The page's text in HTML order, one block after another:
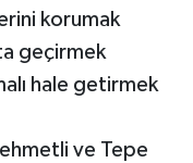
korumak
geçirmek
hale getirmek
ve Tepe